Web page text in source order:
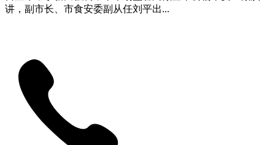
讲，副市长、市食安委副从任刘平出...